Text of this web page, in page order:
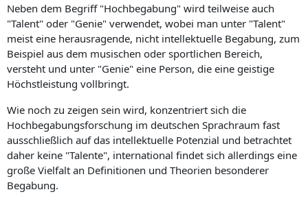
Neben dem Begriff "Hochbegabung" wird teilweise auch
"Talent" oder "Genie" verwendet, wobei man unter "Talent"
meist eine herausragende, nicht intellektuelle Begabung, zum
Beispiel aus dem musischen oder sportlichen Bereich,
versteht und unter "Genie" eine Person, die eine geistige
Höchstleistung vollbringt.
Wie noch zu zeigen sein wird, konzentriert sich die
Hochbegabungsforschung im deutschen Sprachraum fast
ausschließlich auf das intellektuelle Potenzial und betrachtet
daher keine "Talente", international findet sich allerdings eine
große Vielfalt an Definitionen und Theorien besonderer
Begabung.